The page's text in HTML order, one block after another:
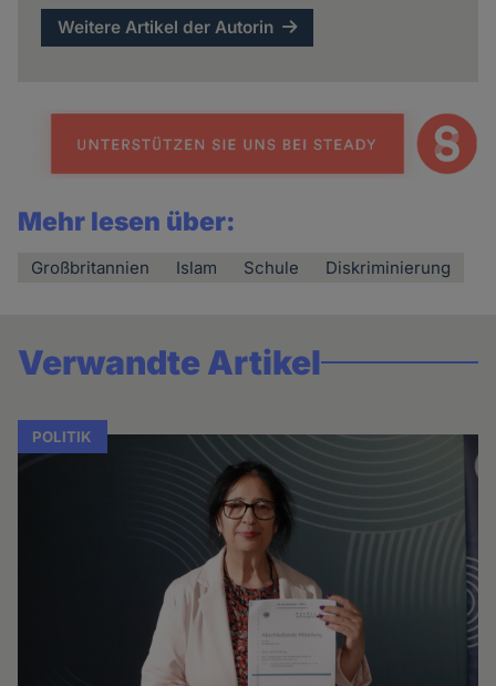
Weitere Artikel der Autorin
Mehr lesen über:
Großbritannien Islam Schule Diskriminierung
Verwandte Artikel
POLITIK